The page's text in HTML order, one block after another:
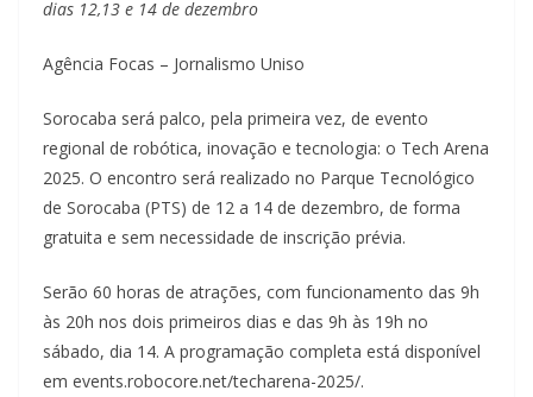
dias 12,13 e 14 de dezembro
Agência Focas – Jornalismo Uniso
Sorocaba será palco, pela primeira vez, de evento
regional de robótica, inovação e tecnologia: o Tech Arena
2025. O encontro será realizado no Parque Tecnológico
de Sorocaba (PTS) de 12 a 14 de dezembro, de forma
gratuita e sem necessidade de inscrição prévia.
Serão 60 horas de atrações, com funcionamento das 9h
às 20h nos dois primeiros dias e das 9h às 19h no
sábado, dia 14. A programação completa está disponível
em events.robocore.net/techarena-2025/.